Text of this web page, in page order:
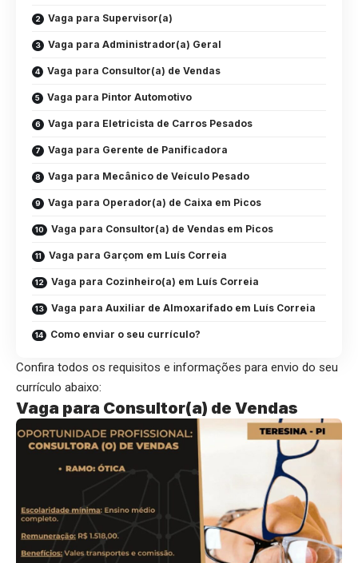
Vaga para Supervisor(a)
Vaga para Administrador(a) Geral
Vaga para Consultor(a) de Vendas
Vaga para Pintor Automotivo
Vaga para Eletricista de Carros Pesados
Vaga para Gerente de Panificadora
Vaga para Mecânico de Veículo Pesado
Vaga para Operador(a) de Caixa em Picos
Vaga para Consultor(a) de Vendas em Picos
Vaga para Garçom em Luís Correia
Vaga para Cozinheiro(a) em Luís Correia
Vaga para Auxiliar de Almoxarifado em Luís Correia
Como enviar o seu currículo?
Confira todos os requisitos e informações para envio do seu
currículo abaixo:
Vaga para Consultor(a) de Vendas